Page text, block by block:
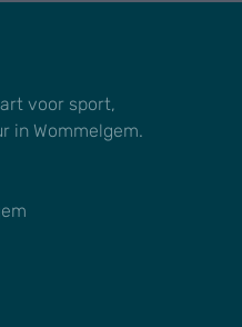
voor sport,
in Wommelgem.